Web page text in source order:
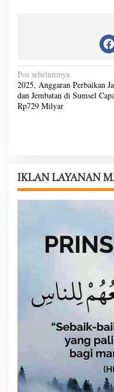
N
a
v
s
i
Pos sebelumnya
2025, Anggaran Perbaikan
dan Jembatan di Sumsel
Rp729 Milyar
IKLAN LAYANAN